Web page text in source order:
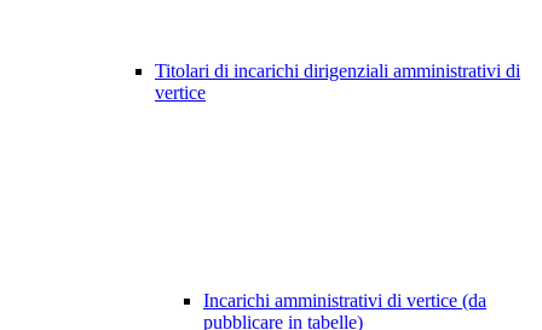
Titolari di incarichi dirigenziali amministrativi di
vertice
Incarichi amministrativi di vertice (da
pubblicare in tabelle)